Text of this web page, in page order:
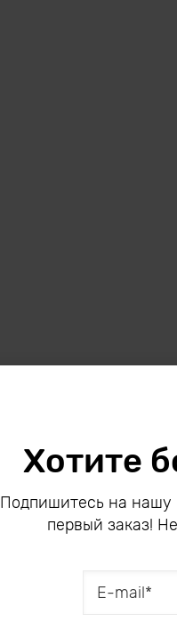
Хотите
Подпишитесь на нашу
первый заказ!